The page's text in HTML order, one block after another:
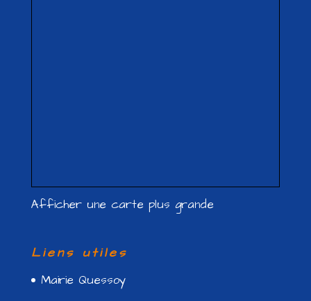
Afficher une carte plus grande
Liens utiles
Mairie Quessoy